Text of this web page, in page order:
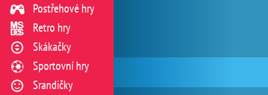
Postřehové hry
Retro hry
Skákačky
Sportovní hry
Srandičky